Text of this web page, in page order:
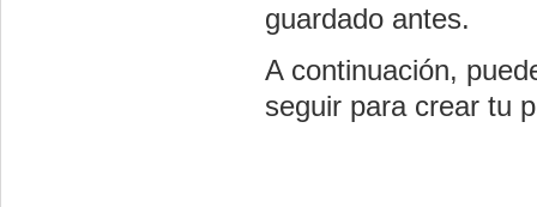
guardado antes.
A continuación,
seguir para crear tu